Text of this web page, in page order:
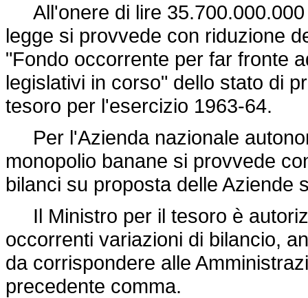
All'onere di lire 35.700.000.000
legge si provvede con riduzione
"Fondo occorrente per far fronte
legislativi in corso" dello stato di
tesoro per l'esercizio 1963-64.
Per l'Azienda nazionale
monopolio banane si provvede
bilanci su proposta delle Aziende
Il Ministro per il tesoro è
occorrenti variazioni di bilancio,
da corrispondere alle
precedente comma.